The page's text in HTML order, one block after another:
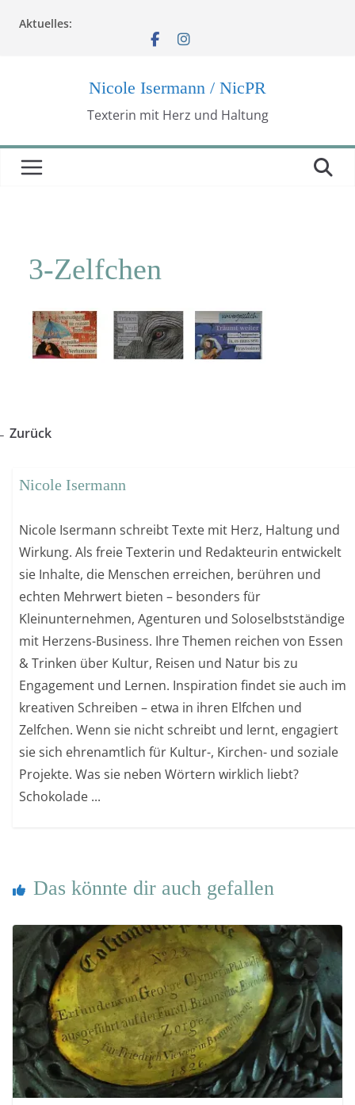
Inhalt
Aktuelles:
Nicole Isermann / NicPR
Texterin mit Herz und Haltung
3-Zelfchen
Zurück
Nicole Isermann
Nicole Isermann schreibt Texte mit Herz, Haltung und
Wirkung. Als freie Texterin und Redakteurin entwickelt
sie Inhalte, die Menschen erreichen, berühren und
echten Mehrwert bieten – besonders für
Kleinunternehmen, Agenturen und Soloselbstständige
mit Herzens-Business. Ihre Themen reichen von Essen
& Trinken über Kultur, Reisen und Natur bis zu
Engagement und Lernen. Inspiration findet sie auch im
kreativen Schreiben – etwa in ihren Elfchen und
Zelfchen. Wenn sie nicht schreibt und lernt, engagiert
sie sich ehrenamtlich für Kultur-, Kirchen- und soziale
Projekte. Was sie neben Wörtern wirklich liebt?
Schokolade ...
Das könnte dir auch gefallen